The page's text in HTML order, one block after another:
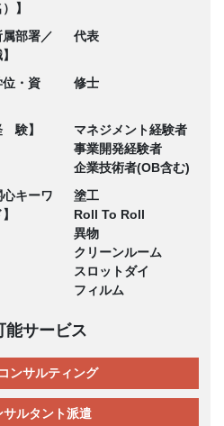
】
属部署／
代表
位・資
修士
験】
マネジメント経験者
事業開発経験者
企業技術者(OB含む)
心キーワ
塗工
Roll To Roll
異物
クリーンルーム
スロットダイ
フィルム
能サービス
ンサルティング
サルタント派遣